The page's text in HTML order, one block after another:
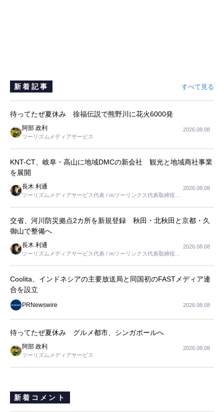
新着記事 すべて見る
待ってたぜ夏休み 徐福伝説で熊野川に花火6000発
阿部 政利
ツーリズムメディアサービス
2026.08.08
KNT-CT、岐阜・高山に地域DMCの新会社 観光と地域商社事業
を展開
長木 利通
ツーリズムメディアサービス代表 / ㈱ツーリンクス代表取締役社
2026.08.08
交省、河川防災拠点2カ所を新規登録 秋田・北秋田と京都・久
御山で整備へ
長木 利通
ツーリズムメディアサービス代表 / ㈱ツーリンクス代表取締役社
2026.08.08
Coolita、インドネシアの主要放送局と同国初のFASTメディア連
合を設立
PRNewswire 2026.08.08
待ってたぜ夏休み グルメ都市、シンガポールへ
阿部 政利
ツーリズムメディアサービス
2026.08.08
新着コメント